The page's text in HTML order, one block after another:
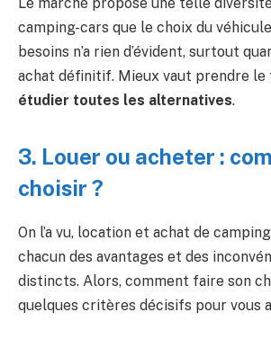
camping-cars que le choix du
besoins n’a rien d’évident, surtout
achat définitif. Mieux vaut prendre le
étudier toutes les alternatives.
3. Louer ou acheter :
choisir ?
On l’a vu, location et achat de
chacun des avantages et des
distincts. Alors, comment faire son
quelques critères décisifs pour vous